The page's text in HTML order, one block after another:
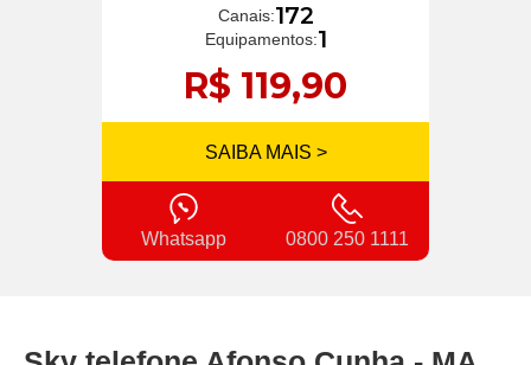
Canais:172
Equipamentos:1
R$ 119,90
SAIBA MAIS >
Whatsapp 0800 250 1111